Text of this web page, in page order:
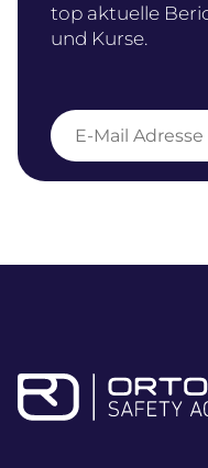
top aktuelle
und Kurse.